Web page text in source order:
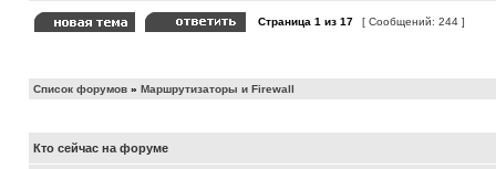
Страница 1 из 17 [ Сообщений: 244 ]
Список форумов » Маршрутизаторы и Firewall
Кто сейчас на форуме